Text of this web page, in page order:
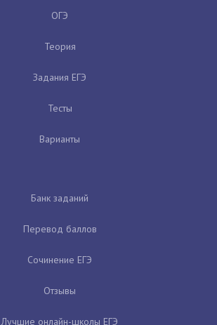
ОГЭ
Теория
Задания ЕГЭ
Тесты
Варианты
Банк заданий
Перевод баллов
Сочинение ЕГЭ
Отзывы
Лучшие онлайн-школы ЕГЭ